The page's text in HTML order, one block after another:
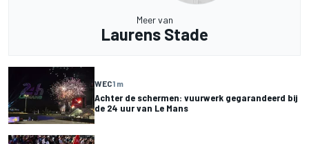
Meer van
Laurens Stade
WEC1 m
Achter de schermen: vuurwerk gegarandeerd bij
de 24 uur van Le Mans